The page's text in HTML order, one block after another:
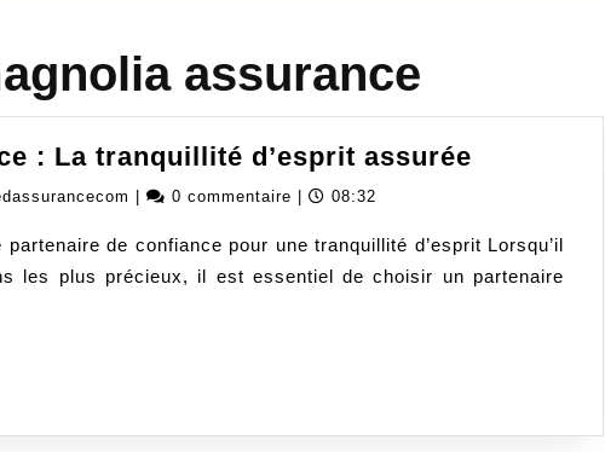
assurance
: La tranquillité d’esprit assurée
La
tranquillité
obledassurancecom
0 commentaire 08:32
de confiance pour une tranquillité d’esprit Lorsqu’il
les plus précieux, il est essentiel de choisir un partenaire